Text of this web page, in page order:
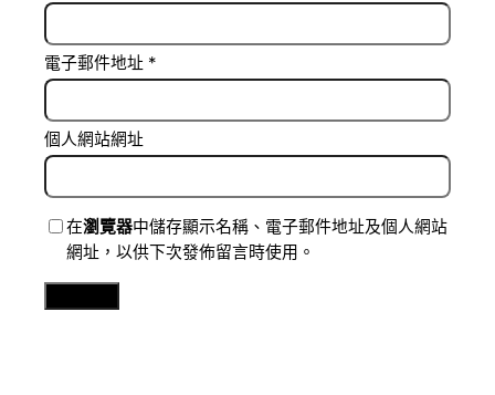
電子郵件地址 *
個人網站網址
在瀏覽器中儲存顯示名稱、電子郵件地址及個人網站
網址，以供下次發佈留言時使用。